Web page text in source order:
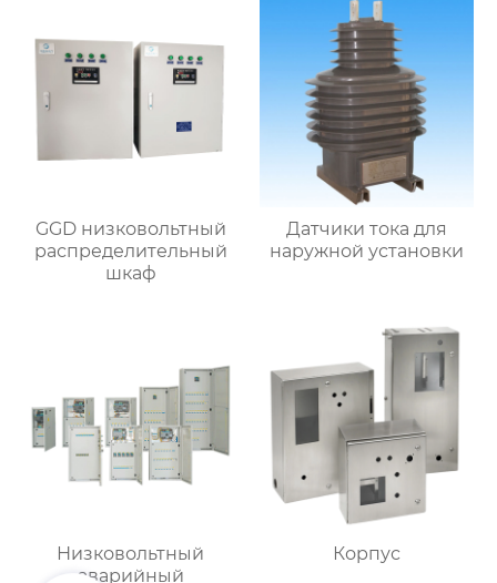
GGD низковольтный
распределительный
шкаф
Датчики тока для
наружной установки
Низковольтный
аварийный
Корпус